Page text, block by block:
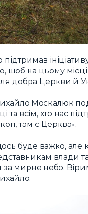
на цьому місці
добра Церкви й
Москалюк
та всім, хто нас
там є Церква».
буде важко, але
влади та
мирне небо.